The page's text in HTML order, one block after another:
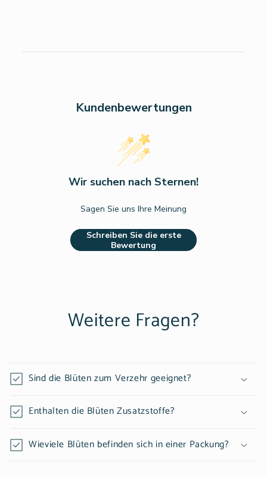
Kundenbewertungen
Wir suchen nach Sternen!
Sagen Sie uns Ihre Meinung
Schreiben Sie die erste
Bewertung
Weitere Fragen?
Sind die Blüten zum Verzehr geeignet?
Enthalten die Blüten Zusatzstoffe?
Wieviele Blüten befinden sich in einer Packung?